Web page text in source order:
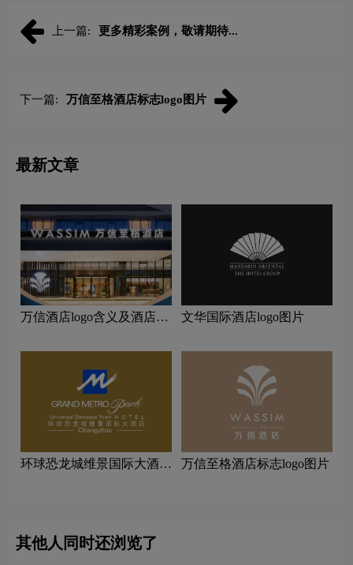
上一篇: 更多精彩案例，敬请期待...
下一篇: 万信至格酒店标志logo图片
最新文章
万信酒店logo含义及酒店品
文华国际酒店logo图片
环球恐龙城维景国际大酒店
万信至格酒店标志logo图片
其他人同时还浏览了